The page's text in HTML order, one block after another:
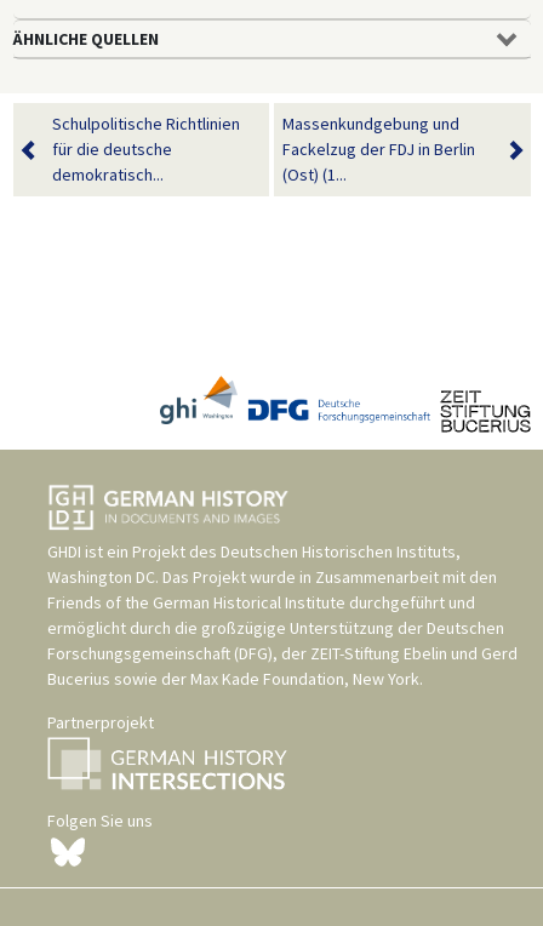
ÄHNLICHE QUELLEN
Schulpolitische Richtlinien
für die deutsche
demokratisch...
Massenkundgebung und
Fackelzug der FDJ in Berlin
(Ost) (1...
GHDI ist ein Projekt des Deutschen Historischen Instituts,
Washington DC. Das Projekt wurde in Zusammenarbeit mit den
Friends of the German Historical Institute durchgeführt und
ermöglicht durch die großzügige Unterstützung der Deutschen
Forschungsgemeinschaft (DFG), der ZEIT-Stiftung Ebelin und Gerd
Bucerius sowie der Max Kade Foundation, New York.
Partnerprojekt
Folgen Sie uns